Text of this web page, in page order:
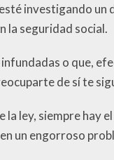
investigando
la seguridad social.
o que,
de sí te
ley, siempre hay
un engorroso